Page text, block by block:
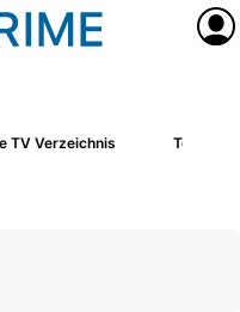
TV Verzeichnis Tehran